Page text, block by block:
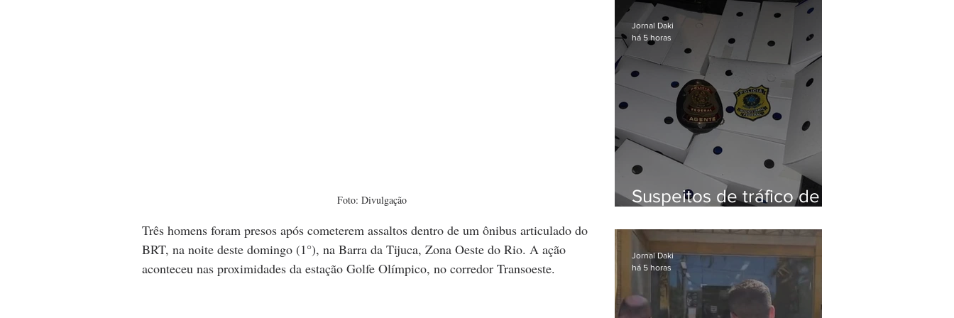
Foto: Divulgação
Três homens foram presos após cometerem assaltos dentro de um ônibus articulado do
BRT, na noite deste domingo (1°), na Barra da Tijuca, Zona Oeste do Rio. A ação
aconteceu nas proximidades da estação Golfe Olímpico, no corredor Transoeste.
Baixada Fluminense
Suspeitos de tráfico de
presos com 50 aves
Jornal Daki
há 5 horas
Jornal Daki
há 5 horas